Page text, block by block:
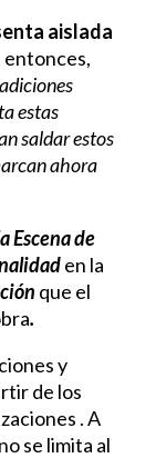
aislada
entonces,
estas
saldar estos
ahora
Escena de
en la
que el
.
y
de los
. A
se limita al